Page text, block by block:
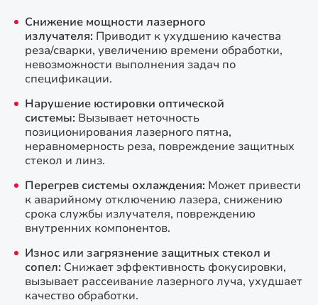
Снижение мощности лазерного
излучателя: Приводит к ухудшению качества
реза/сварки, увеличению времени обработки,
невозможности выполнения задач по
спецификации.
Нарушение юстировки оптической
системы: Вызывает неточность
позиционирования лазерного пятна,
неравномерность реза, повреждение защитных
стекол и линз.
Перегрев системы охлаждения: Может привести
к аварийному отключению лазера, снижению
срока службы излучателя, повреждению
внутренних компонентов.
Износ или загрязнение защитных стекол и
сопел: Снижает эффективность фокусировки,
вызывает рассеивание лазерного луча, ухудшает
качество обработки.